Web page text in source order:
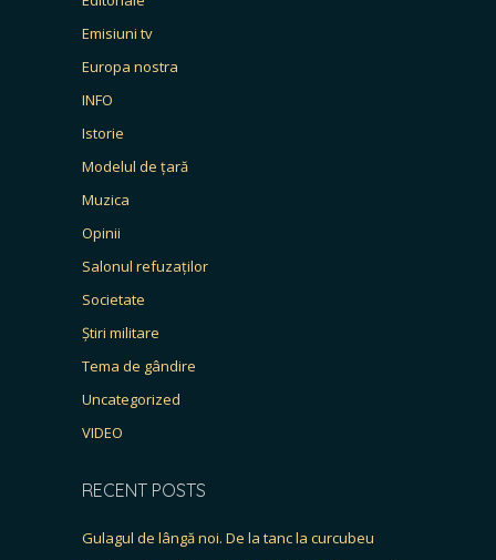
Emisiuni tv
Europa nostra
INFO
Istorie
Modelul de țară
Muzica
Opinii
Salonul refuzaților
Societate
Știri militare
Tema de gândire
Uncategorized
VIDEO
RECENT POSTS
Gulagul de lângă noi. De la tanc la curcubeu